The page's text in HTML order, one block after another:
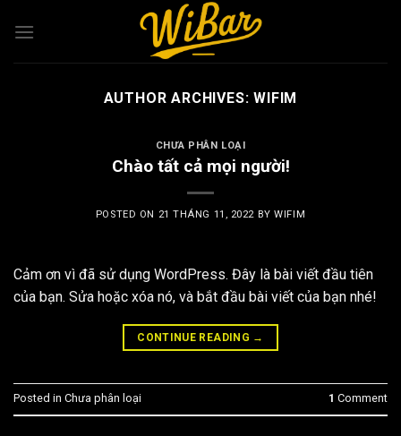
AUTHOR ARCHIVES:WIFIM
CHƯA PHÂN LOẠI
Chào tất cả mọi người!
POSTED ON 21 THÁNG 11, 2022 BYWIFIM
Cảm ơn vì đã sử dụng WordPress. Đây là bài viết đầu tiên
của bạn. Sửa hoặc xóa nó, và bắt đầu bài viết của bạn nhé!
CONTINUE READING →
Posted in Chưa phân loại 1 Comment